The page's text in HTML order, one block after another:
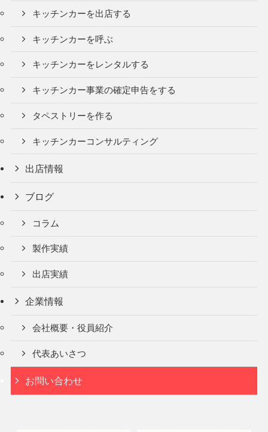
キッチンカーを出店する
キッチンカーを呼ぶ
キッチンカーをレンタルする
キッチンカー事業の確定申告をする
タペストリーを作る
キッチンカーコンサルティング
出店情報
ブログ
コラム
製作実績
出店実績
企業情報
会社概要・役員紹介
代表あいさつ
お問い合わせ